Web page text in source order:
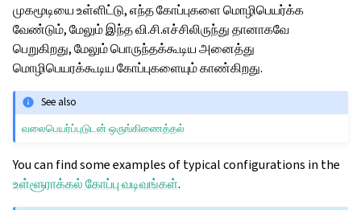
முகமூடியை உள்ளிட்டு, எந்த கோப்புகளை மொழிபெயர்க்க
வேண்டும், மேலும் இந்த வி.சி.எச்சிலிருந்து தானாகவே
பெறுகிறது, மேலும் பொருந்தக்கூடிய அனைத்து
மொழிபெயரக்கூடிய கோப்புகளையும் காண்கிறது.
See also
வலைபெயர்ப்புடுடன் ஒருங்கிணைத்தல்
You can find some examples of typical configurations in the
உள்ளூராக்கல் கோப்பு வடிவங்கள்.